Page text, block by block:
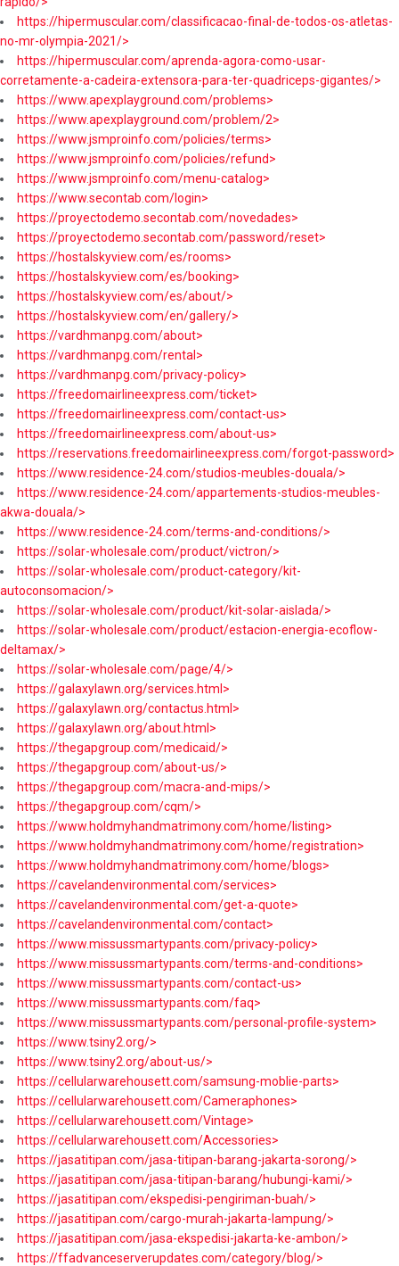
https://hipermuscular.com/classificacao-final-de-todos-os-atletas-
no-mr-olympia-2021/>
https://hipermuscular.com/aprenda-agora-como-usar-
corretamente-a-cadeira-extensora-para-ter-quadriceps-gigantes/>
https://www.apexplayground.com/problems>
https://www.apexplayground.com/problem/2>
https://www.jsmproinfo.com/policies/terms>
https://www.jsmproinfo.com/policies/refund>
https://www.jsmproinfo.com/menu-catalog>
https://www.secontab.com/login>
https://proyectodemo.secontab.com/novedades>
https://proyectodemo.secontab.com/password/reset>
https://hostalskyview.com/es/rooms>
https://hostalskyview.com/es/booking>
https://hostalskyview.com/es/about/>
https://hostalskyview.com/en/gallery/>
https://vardhmanpg.com/about>
https://vardhmanpg.com/rental>
https://vardhmanpg.com/privacy-policy>
https://freedomairlineexpress.com/ticket>
https://freedomairlineexpress.com/contact-us>
https://freedomairlineexpress.com/about-us>
https://reservations.freedomairlineexpress.com/forgot-password>
https://www.residence-24.com/studios-meubles-douala/>
https://www.residence-24.com/appartements-studios-meubles-
akwa-douala/>
https://www.residence-24.com/terms-and-conditions/>
https://solar-wholesale.com/product/victron/>
https://solar-wholesale.com/product-category/kit-
autoconsomacion/>
https://solar-wholesale.com/product/kit-solar-aislada/>
https://solar-wholesale.com/product/estacion-energia-ecoflow-
deltamax/>
https://solar-wholesale.com/page/4/>
https://galaxylawn.org/services.html>
https://galaxylawn.org/contactus.html>
https://galaxylawn.org/about.html>
https://thegapgroup.com/medicaid/>
https://thegapgroup.com/about-us/>
https://thegapgroup.com/macra-and-mips/>
https://thegapgroup.com/cqm/>
https://www.holdmyhandmatrimony.com/home/listing>
https://www.holdmyhandmatrimony.com/home/registration>
https://www.holdmyhandmatrimony.com/home/blogs>
https://cavelandenvironmental.com/services>
https://cavelandenvironmental.com/get-a-quote>
https://cavelandenvironmental.com/contact>
https://www.missussmartypants.com/privacy-policy>
https://www.missussmartypants.com/terms-and-conditions>
https://www.missussmartypants.com/contact-us>
https://www.missussmartypants.com/faq>
https://www.missussmartypants.com/personal-profile-system>
https://www.tsiny2.org/>
https://www.tsiny2.org/about-us/>
https://cellularwarehousett.com/samsung-moblie-parts>
https://cellularwarehousett.com/Cameraphones>
https://cellularwarehousett.com/Vintage>
https://cellularwarehousett.com/Accessories>
https://jasatitipan.com/jasa-titipan-barang-jakarta-sorong/>
https://jasatitipan.com/jasa-titipan-barang/hubungi-kami/>
https://jasatitipan.com/ekspedisi-pengiriman-buah/>
https://jasatitipan.com/cargo-murah-jakarta-lampung/>
https://jasatitipan.com/jasa-ekspedisi-jakarta-ke-ambon/>
https://ffadvanceserverupdates.com/category/blog/>